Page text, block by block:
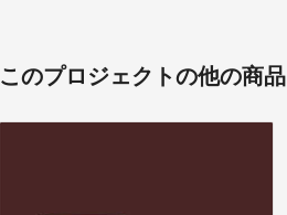
このプロジェクトの他の商品